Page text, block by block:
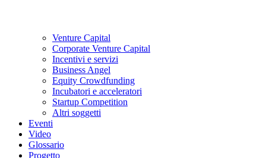
Venture Capital
Corporate Venture Capital
Incentivi e servizi
Business Angel
Equity Crowdfunding
Incubatori e acceleratori
Startup Competition
Altri soggetti
Eventi
Video
Glossario
Progetto